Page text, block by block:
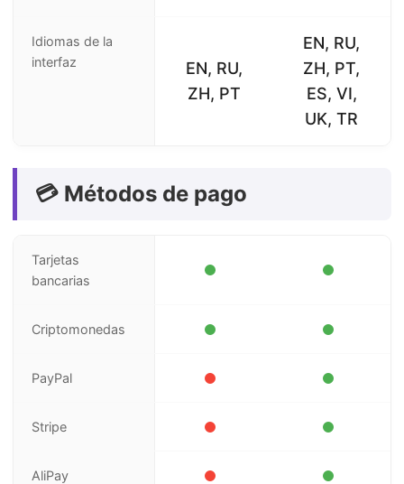
Idiomas de la
interfaz
EN, RU,
ZH, PT
EN, RU,
ZH, PT,
ES, VI,
UK, TR
💳 Métodos de pago
Tarjetas
bancarias
Criptomonedas
PayPal
Stripe
AliPay